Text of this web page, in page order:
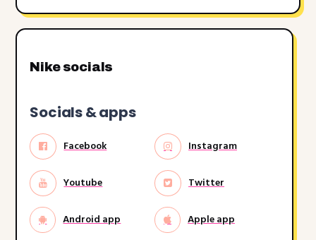
Nike socials
Socials & apps
Facebook Instagram
Youtube Twitter
Android app Apple app